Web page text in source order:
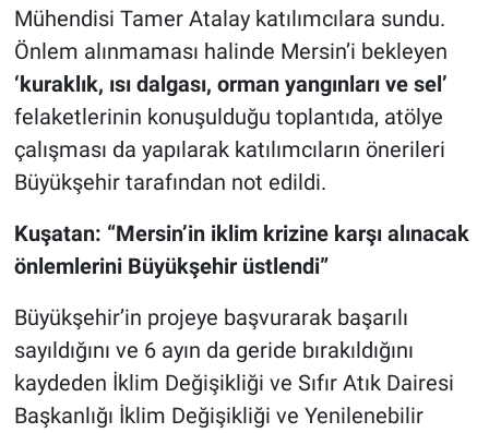
Mühendisi Tamer Atalay katılımcılara sundu.
Önlem alınmaması halinde Mersin’i bekleyen
‘kuraklık, ısı dalgası, orman yangınları ve sel’
felaketlerinin konuşulduğu toplantıda, atölye
çalışması da yapılarak katılımcıların önerileri
Büyükşehir tarafından not edildi.
Kuşatan: “Mersin’in iklim krizine karşı alınacak
önlemlerini Büyükşehir üstlendi”
Büyükşehir’in projeye başvurarak başarılı
sayıldığını ve 6 ayın da geride bırakıldığını
kaydeden İklim Değişikliği ve Sıfır Atık Dairesi
Başkanlığı İklim Değişikliği ve Yenilenebilir